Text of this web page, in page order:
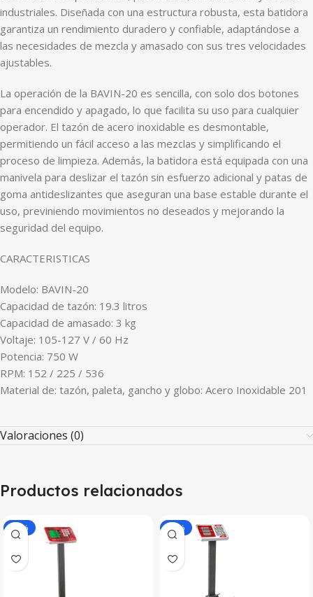
industriales. Diseñada con una estructura robusta, esta batidora
garantiza un rendimiento duradero y confiable, adaptándose a
las necesidades de mezcla y amasado con sus tres velocidades
ajustables.
La operación de la BAVIN-20 es sencilla, con solo dos botones
para encendido y apagado, lo que facilita su uso para cualquier
operador. El tazón de acero inoxidable es desmontable,
permitiendo un fácil acceso a las mezclas y simplificando el
proceso de limpieza. Además, la batidora está equipada con una
manivela para deslizar el tazón sin esfuerzo adicional y patas de
goma antideslizantes que aseguran una base estable durante el
uso, previniendo movimientos no deseados y mejorando la
seguridad del equipo.
CARACTERISTICAS
Modelo: BAVIN-20
Capacidad de tazón: 19.3 litros
Capacidad de amasado: 3 kg
Voltaje: 105-127 V / 60 Hz
Potencia: 750 W
RPM: 152 / 225 / 536
Material de: tazón, paleta, gancho y globo: Acero Inoxidable 201
Valoraciones (0)
Productos relacionados
-30% -30%